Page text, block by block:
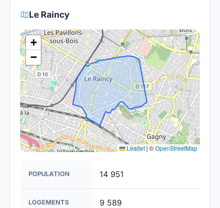
France. Bien que certaines zones rurales puissent
être plus difficiles à couvrir, l'objectif est de
fournir un accès à la fibre à la majorité des foyers
français d'ici 2030.
Le Raincy
+
−
Leaflet|©OpenStreetMap
POPULATION 14 951
LOGEMENTS 9 589